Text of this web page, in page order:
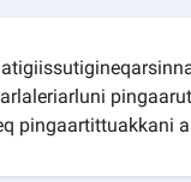
pingaartittuakkani